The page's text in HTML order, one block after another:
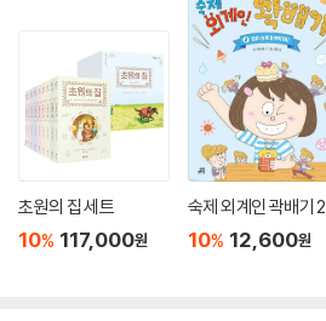
초원의 집 세트
10% 117,000원
숙제 외계인 곽배기 2
10% 12,600원